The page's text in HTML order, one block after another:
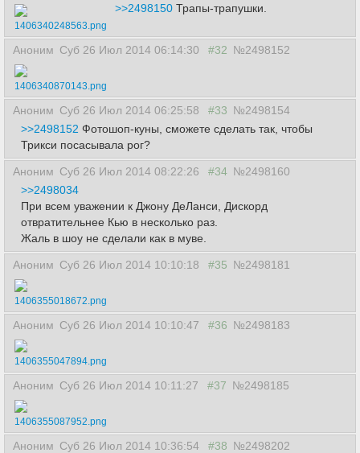
1406340248563.png
>>2498150 Трапы-трапушки.
Аноним Суб 26 Июл 2014 06:14:30 #32 №2498152
1406340870143.png
Аноним Суб 26 Июл 2014 06:25:58 #33 №2498154
>>2498152 Фотошоп-куны, сможете сделать так, чтобы
Трикси посасывала рог?
Аноним Суб 26 Июл 2014 08:22:26 #34 №2498160
>>2498034
При всем уважении к Джону ДеЛанси, Дискорд
отвратительнее Кью в несколько раз.
Жаль в шоу не сделали как в муве.
Аноним Суб 26 Июл 2014 10:10:18 #35 №2498181
1406355018672.png
Аноним Суб 26 Июл 2014 10:10:47 #36 №2498183
1406355047894.png
Аноним Суб 26 Июл 2014 10:11:27 #37 №2498185
1406355087952.png
Аноним Суб 26 Июл 2014 10:36:54 #38 №2498202